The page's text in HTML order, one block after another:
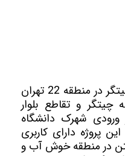
از دیگر پروژه‌های چیتگر در منطقه 22 تهران
و تقاطع بلوار
ورودی شهرک دانشگاه
پروژه دارای کاربری
در منطقه خوش آب و